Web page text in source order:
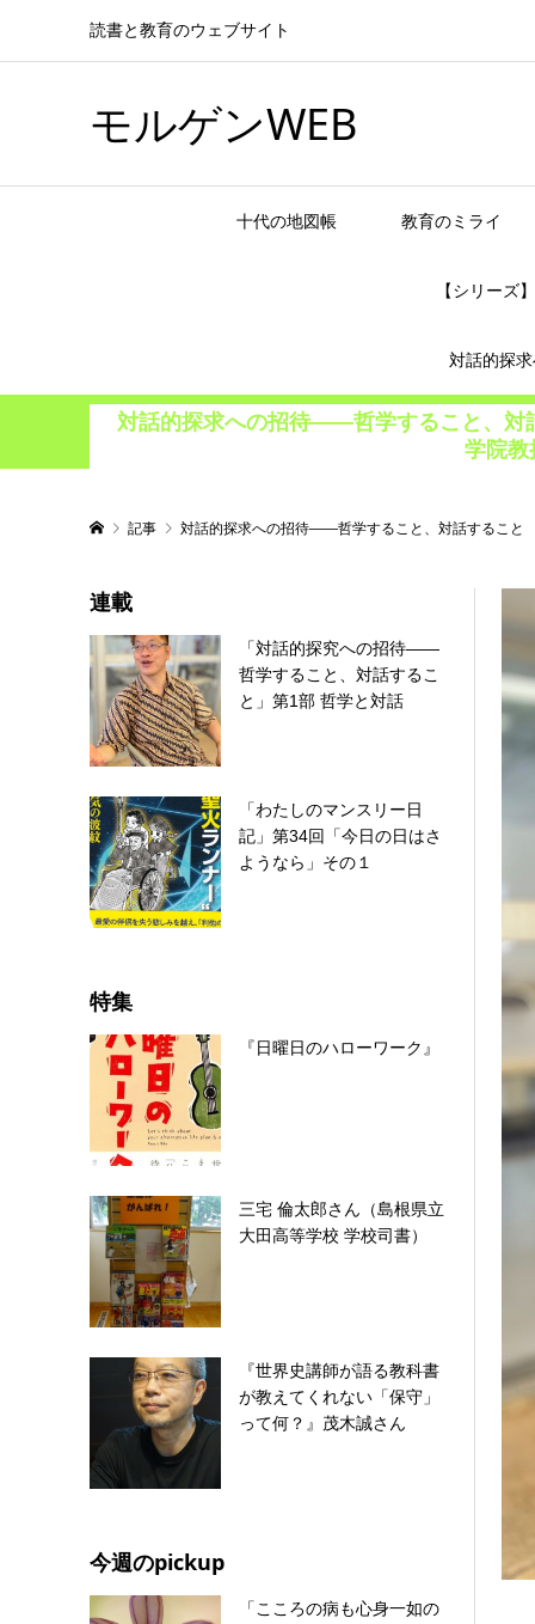
読書と教育のウェブサイト
モルゲンWEB
十代の地図帳 教育のミライ
【シリーズ
対話的探
対話的探求への招待――哲学すること、
学院教
記事 対話的探求への招待――哲学すること、対話すること
連載
「対話的探究への招待――
哲学すること、対話するこ
と」第1部 哲学と対話
「わたしのマンスリー日
記」第34回「今日の日はさ
ようなら」その１
特集
『日曜日のハローワーク』
三宅 倫太郎さん（島根県立
大田高等学校 学校司書）
『世界史講師が語る教科書
が教えてくれない「保守」
って何？』茂木誠さん
今週のpickup
「こころの病も心身一如の